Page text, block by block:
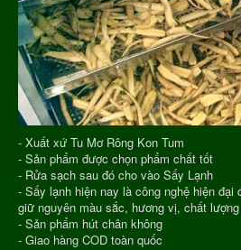
- Xuất xứ Tu Mơ Rông Kon Tum
- Sản phẩm được chọn phẩm chất tốt
- Rửa sạch sau đó cho vào Sấy Lạnh
- Sấy lạnh hiện nay là công nghệ hiện
giữ nguyên màu sắc, hương vị, chất lượng
- Sản phẩm hút chân không
- Giao hàng COD toàn quốc